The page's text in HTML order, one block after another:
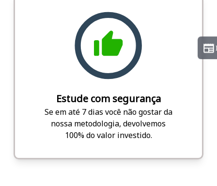
Estude com segurança
Se em até 7 dias você não gostar da
nossa metodologia, devolvemos
100% do valor investido.